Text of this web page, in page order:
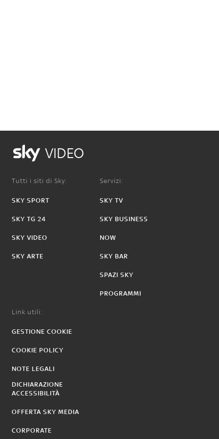
VIDEO
Tutti i siti di Sky:
SKY SPORT
SKY TG 24
SKY VIDEO
SKY ARTE
Servizi:
SKY TV
SKY BUSINESS
NOW
SKY BAR
SPAZI SKY
PROGRAMMI
Link utili:
GESTIONE COOKIE
COOKIE POLICY
NOTE LEGALI
DICHIARAZIONE
ACCESSIBILITÀ
OFFERTA SKY MEDIA
CORPORATE